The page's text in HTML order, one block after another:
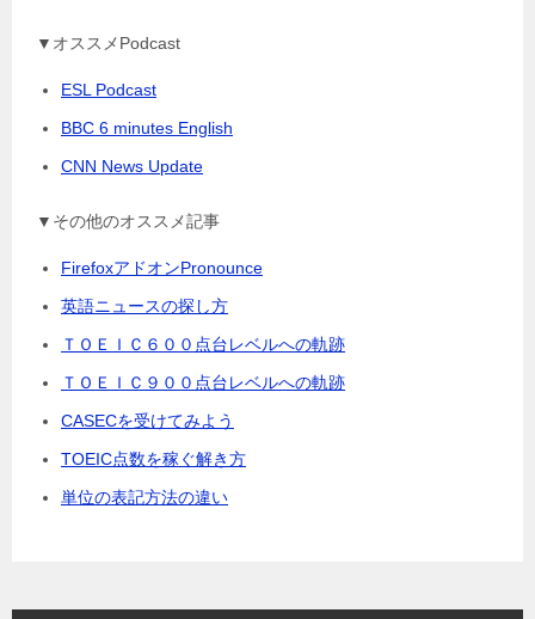
▼オススメPodcast
ESL Podcast
BBC 6 minutes English
CNN News Update
▼その他のオススメ記事
FirefoxアドオンPronounce
英語ニュースの探し方
ＴＯＥＩＣ６００点台レベルへの軌跡
ＴＯＥＩＣ９００点台レベルへの軌跡
CASECを受けてみよう
TOEIC点数を稼ぐ解き方
単位の表記方法の違い